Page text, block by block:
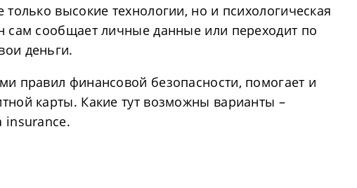
высокие технологии, но и психологическая
сам сообщает личные данные или переходит по
деньги.
правил финансовой безопасности, помогает и
карты. Какие тут возможны варианты –
insurance.